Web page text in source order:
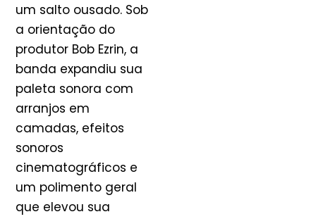
um salto ousado. Sob
a orientação do
produtor Bob Ezrin, a
banda expandiu sua
paleta sonora com
arranjos em
camadas, efeitos
sonoros
cinematográficos e
um polimento geral
que elevou sua